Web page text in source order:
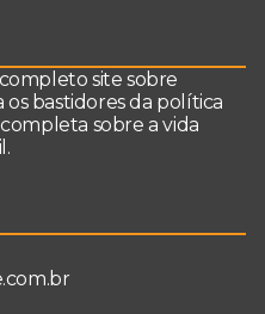
site sobre
bastidores da política
sobre a vida